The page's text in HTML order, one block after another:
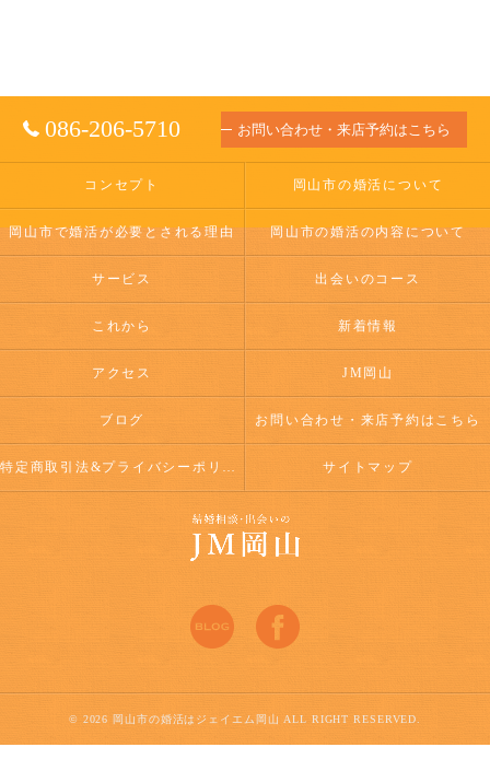
086-206-5710 お問い合わせ・来店予約はこちら
コンセプト 岡山市の婚活について
岡山市で婚活が必要とされる理由 岡山市の婚活の内容について
サービス 出会いのコース
これから 新着情報
アクセス JM岡山
ブログ お問い合わせ・来店予約はこちら
特定商取引法&プライバシーポリシー サイトマップ
© 2026 岡山市の婚活はジェイエム岡山 ALL RIGHT RESERVED.